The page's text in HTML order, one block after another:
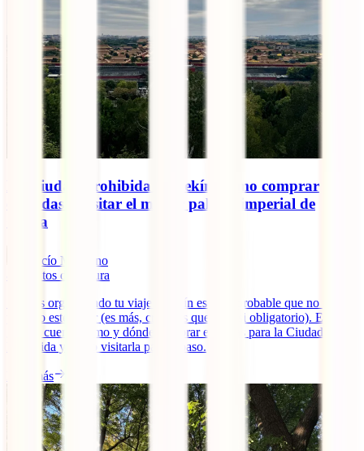
La Ciudad Prohibida de Pekín: cómo comprar
entradas y visitar el mayor palacio imperial de
China
Rocío Manzano
minutos de lectura
Si estás organizando tu viaje a Pekín es muy probable que no pases
por alto este lugar (es más, creemos que es casi obligatorio). En esta
guía te cuento cómo y dónde comprar entradas para la Ciudad
Prohibida y cómo visitarla paso a paso.
Leer más